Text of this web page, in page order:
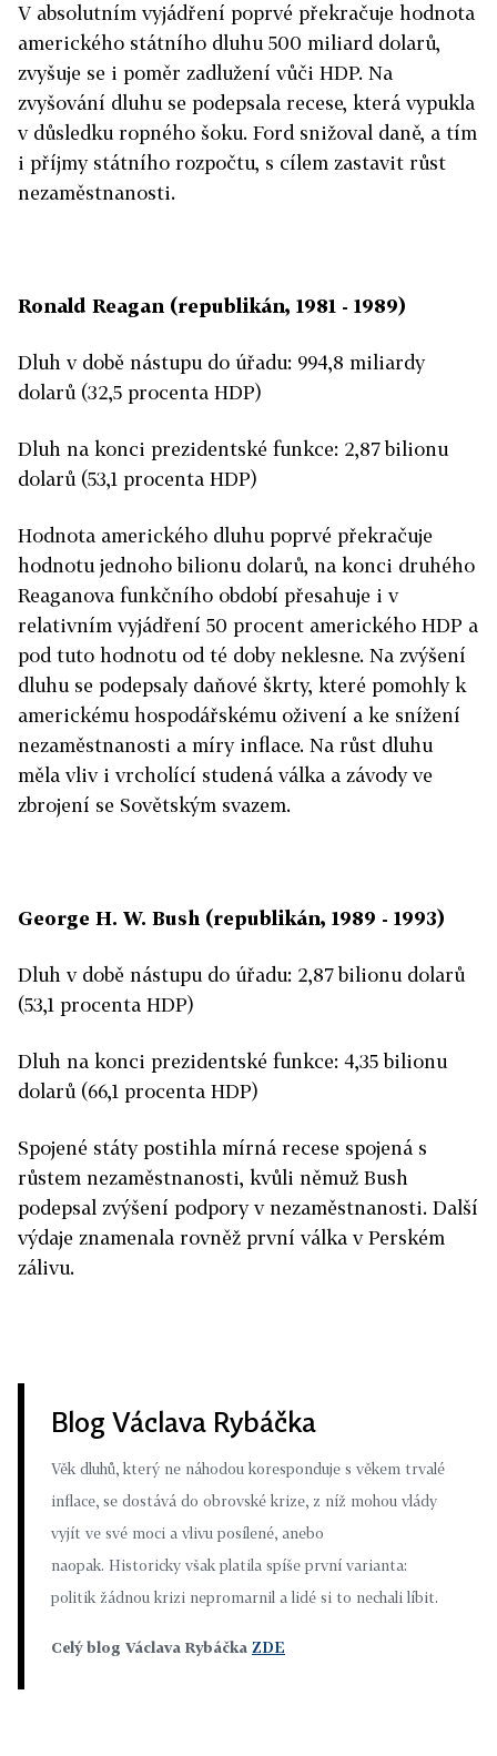
V absolutním vyjádření poprvé překračuje hodnota
amerického státního dluhu 500 miliard dolarů,
zvyšuje se i poměr zadlužení vůči HDP. Na
zvyšování dluhu se podepsala recese, která vypukla
v důsledku ropného šoku. Ford snižoval daně, a tím
i příjmy státního rozpočtu, s cílem zastavit růst
nezaměstnanosti.
Ronald Reagan (republikán, 1981 - 1989)
Dluh v době nástupu do úřadu: 994,8 miliardy
dolarů (32,5 procenta HDP)
Dluh na konci prezidentské funkce: 2,87 bilionu
dolarů (53,1 procenta HDP)
Hodnota amerického dluhu poprvé překračuje
hodnotu jednoho bilionu dolarů, na konci druhého
Reaganova funkčního období přesahuje i v
relativním vyjádření 50 procent amerického HDP a
pod tuto hodnotu od té doby neklesne. Na zvýšení
dluhu se podepsaly daňové škrty, které pomohly k
americkému hospodářskému oživení a ke snížení
nezaměstnanosti a míry inflace. Na růst dluhu
měla vliv i vrcholící studená válka a závody ve
zbrojení se Sovětským svazem.
George H. W. Bush (republikán, 1989 - 1993)
Dluh v době nástupu do úřadu: 2,87 bilionu dolarů
(53,1 procenta HDP)
Dluh na konci prezidentské funkce: 4,35 bilionu
dolarů (66,1 procenta HDP)
Spojené státy postihla mírná recese spojená s
růstem nezaměstnanosti, kvůli němuž Bush
podepsal zvýšení podpory v nezaměstnanosti. Další
výdaje znamenala rovněž první válka v Perském
zálivu.
Blog Václava Rybáčka
Věk dluhů, který ne náhodou koresponduje s věkem trvalé
inflace, se dostává do obrovské krize, z níž mohou vlády
vyjít ve své moci a vlivu posílené, anebo
naopak. Historicky však platila spíše první varianta:
politik žádnou krizi nepromarnil a lidé si to nechali líbit.
Celý blog Václava Rybáčka ZDE